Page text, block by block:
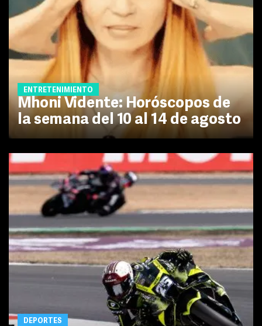
ENTRETENIMIENTO
Mhoni Vidente: Horóscopos de
la semana del 10 al 14 de agosto
DEPORTES